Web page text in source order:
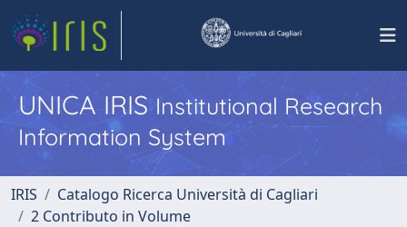
UNICA IRISInstitutional Research
Information System
IRIS
Catalogo Ricerca Università di Cagliari
2 Contributo in Volume